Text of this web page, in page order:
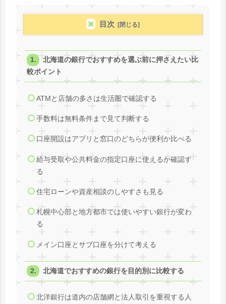
目次
北海道の銀行でおすすめを選ぶ前に押さえたい比
較ポイント
ATMと店舗の多さは生活圏で確認する
手数料は無料条件まで見て判断する
口座開設はアプリと窓口のどちらが便利か比べる
給与受取や公共料金の指定口座に使えるか確認す
る
住宅ローンや資産相談のしやすさも見る
札幌中心部と地方都市では使いやすい銀行が変わ
る
メイン口座とサブ口座を分けて考える
北海道でおすすめの銀行を目的別に比較する
北洋銀行は道内の店舗網と法人取引を重視する人